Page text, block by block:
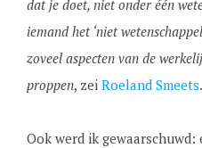
dat je doet, niet onder één
iemand het ‘niet
zoveel aspecten van de
proppen, zei Roeland Smeets.
Ook werd ik